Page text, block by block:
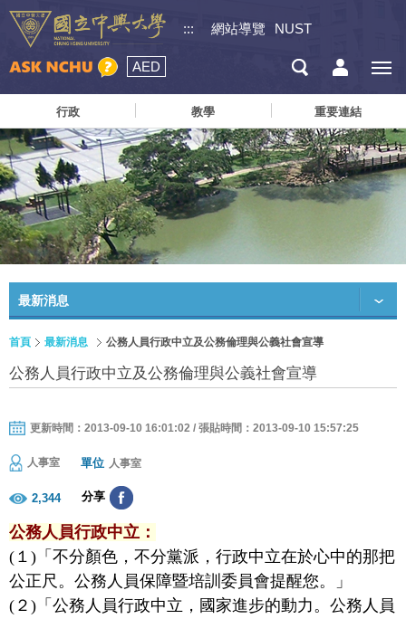
::: 網站導覽 NUST
AED
行政 教學 重要連結
最新消息
首頁 最新消息 公務人員行政中立及公務倫理與公義社會宣導
公務人員行政中立及公務倫理與公義社會宣導
更新時間：2013-09-10 16:01:02 / 張貼時間：2013-09-10 15:57:25
人事室 單位 人事室
2,344 分享
公務人員行政中立：
(１)「不分顏色，不分黨派，行政中立在於心中的那把
公正尺。公務人員保障暨培訓委員會提醒您。」
(２)「公務人員行政中立，國家進步的動力。公務人員